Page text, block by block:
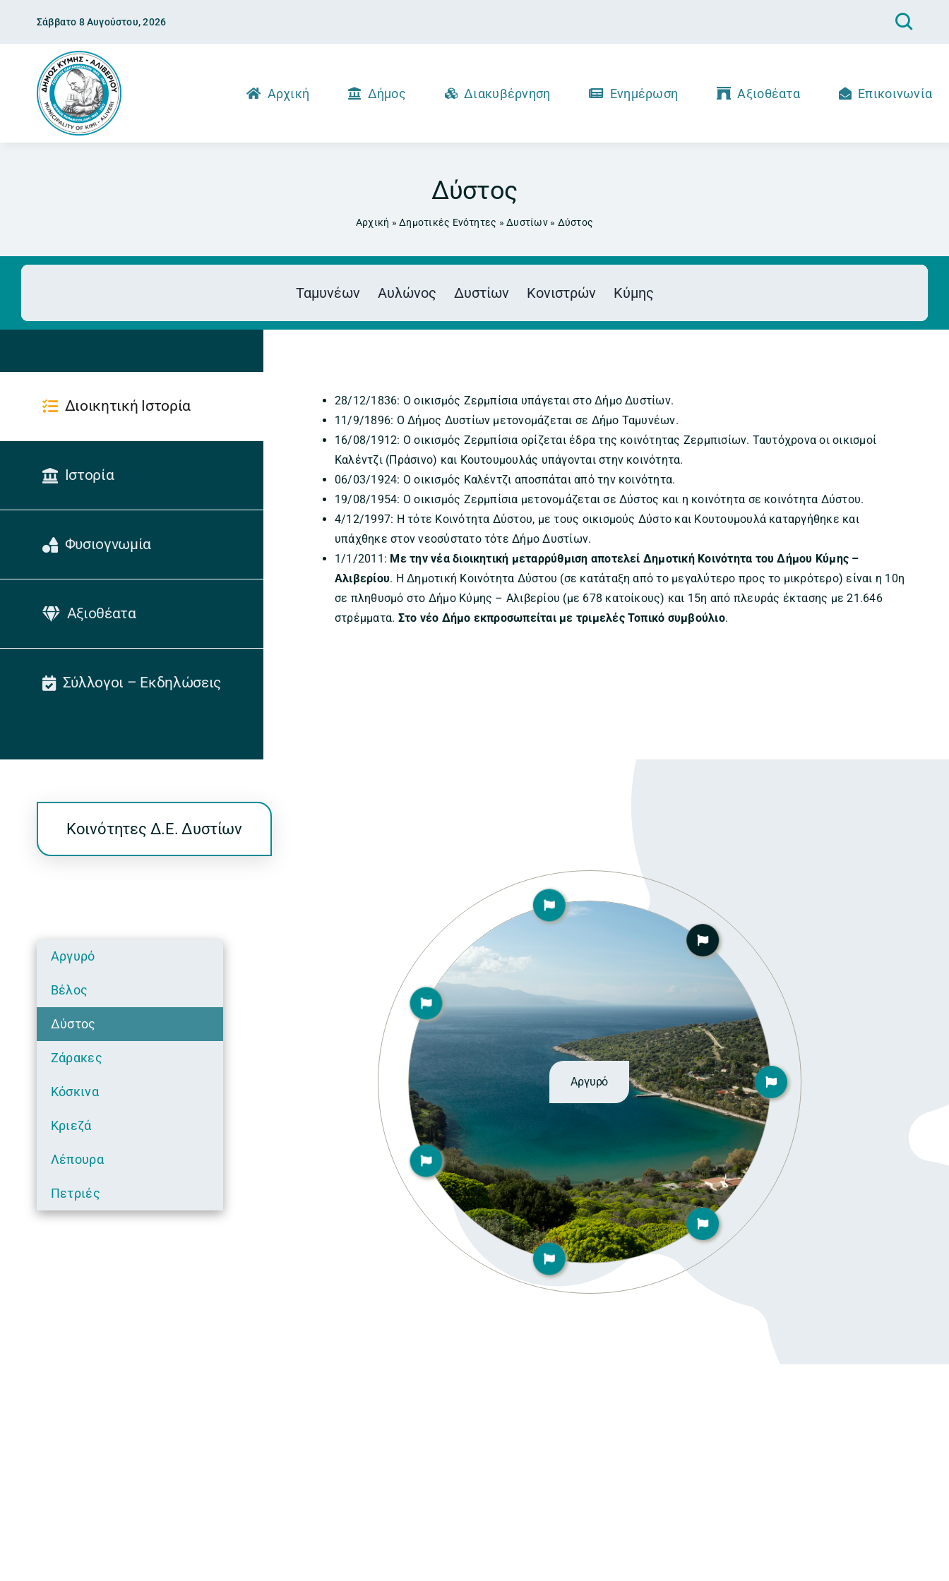
content
Σάββατο 8 Αυγούστου, 2026
Αρχική Δήμος Διακυβέρνηση Ενημέρωση Αξιοθέατα Επικοινωνία
Δύστος
Αρχική »Δημοτικές Ενότητες »Δυστίων» Δύστος
Ταμυνέων Αυλώνος Δυστίων Κονιστρών Κύμης
Διοικητική Ιστορία
Ιστορία
Φυσιογνωμία
Αξιοθέατα
Σύλλογοι – Εκδηλώσεις
28/12/1836: Ο οικισμός Ζερμπίσια υπάγεται στο Δήμο Δυστίων.
11/9/1896: Ο Δήμος Δυστίων μετονομάζεται σε Δήμο Ταμυνέων.
16/08/1912: Ο οικισμός Ζερμπίσια ορίζεται έδρα της κοινότητας Ζερμπισίων. Ταυτόχρονα οι οικισμοί
Καλέντζι (Πράσινο) και Κουτουμουλάς υπάγονται στην κοινότητα.
06/03/1924: Ο οικισμός Καλέντζι αποσπάται από την κοινότητα.
19/08/1954: Ο οικισμός Ζερμπίσια μετονομάζεται σε Δύστος και η κοινότητα σε κοινότητα Δύστου.
4/12/1997: Η τότε Κοινότητα Δύστου, με τους οικισμούς Δύστο και Κουτουμουλά καταργήθηκε και
υπάχθηκε στον νεοσύστατο τότε Δήμο Δυστίων.
1/1/2011: Με την νέα διοικητική μεταρρύθμιση αποτελεί Δημοτική Κοινότητα του Δήμου Κύμης –
Αλιβερίου. Η Δημοτική Κοινότητα Δύστου (σε κατάταξη από το μεγαλύτερο προς το μικρότερο) είναι η 10η
σε πληθυσμό στο Δήμο Κύμης – Αλιβερίου (με 678 κατοίκους) και 15η από πλευράς έκτασης με 21.646
στρέμματα. Στο νέο Δήμο εκπροσωπείται με τριμελές Τοπικό συμβούλιο.
Κοινότητες Δ.Ε. Δυστίων
Αργυρό
Βέλος
Δύστος
Ζάρακες
Κόσκινα
Κριεζά
Λέπουρα
Πετριές
Αργυρό